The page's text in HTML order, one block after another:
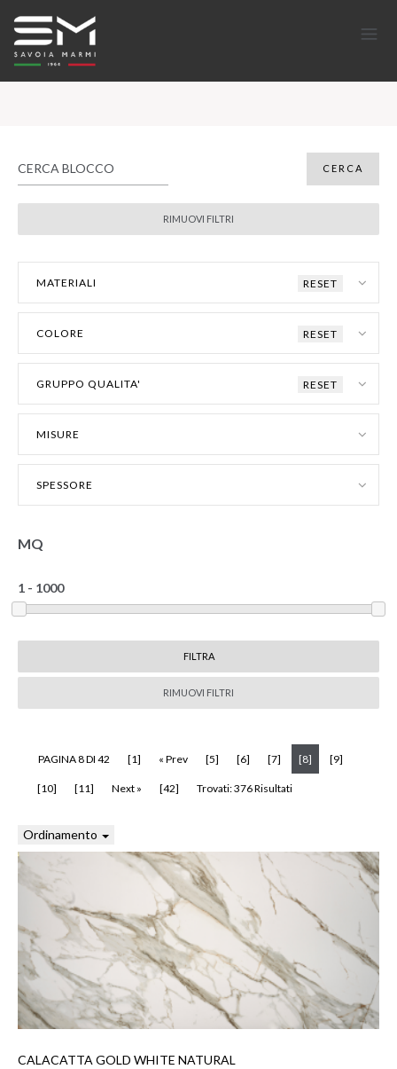
MATERIALI RESET
COLORE RESET
GRUPPO QUALITA' RESET
MISURE
SPESSORE
MQ
RIMUOVI FILTRI
PAGINA 8 DI 42 [1] « Prev [5] [6] [7] [8] (current)
[9]
[10] [11] Next » [42] Trovati: 376 Risultati
Ordinamento
CALACATTA GOLD WHITE NATURAL